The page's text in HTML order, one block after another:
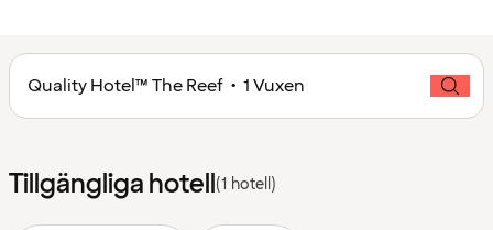
Quality Hotel™ The Reef • 1 Vuxen
Tillgängliga hotell(1 hotell)